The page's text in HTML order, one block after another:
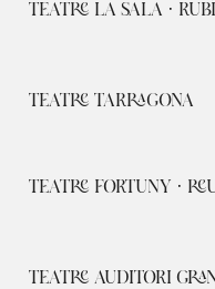
TEATRE LA SALA · RUBÍ
TEATRE TARRAGONA
TEATRE FORTUNY ·
TEATRE AUDITORI